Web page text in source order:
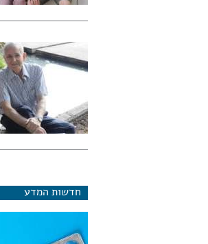
חדשות המדע